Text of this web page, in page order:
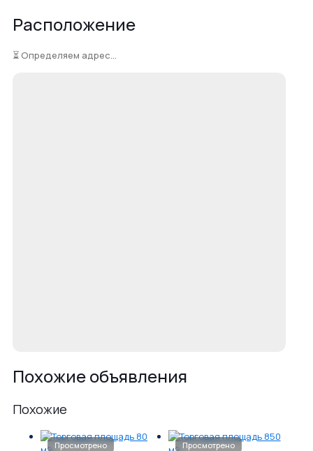
Расположение
⏳ Определяем адрес...
Похожие объявления
Похожие